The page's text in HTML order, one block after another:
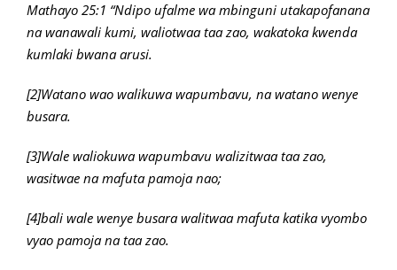
Mathayo 25:1 “Ndipo ufalme wa mbinguni utakapofanana
na wanawali kumi, waliotwaa taa zao, wakatoka kwenda
kumlaki bwana arusi.
[2]Watano wao walikuwa wapumbavu, na watano wenye
busara.
[3]Wale waliokuwa wapumbavu walizitwaa taa zao,
wasitwae na mafuta pamoja nao;
[4]bali wale wenye busara walitwaa mafuta katika vyombo
vyao pamoja na taa zao.